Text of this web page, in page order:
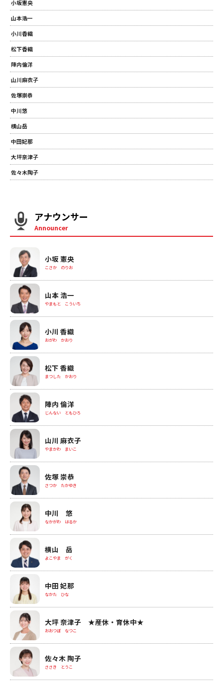
小坂憲央
山本浩一
小川香織
松下香織
陣内倫洋
山川麻衣子
佐塚崇恭
中川悠
横山岳
中田妃那
大坪奈津子
佐々木陶子
アナウンサー
Announcer
小坂 憲央
こさか のりお
山本 浩一
やまもと こういち
小川 香織
おがわ かおり
松下 香織
まつした かおり
陣内 倫洋
じんない ともひろ
山川 麻衣子
やまかわ まいこ
佐塚 崇恭
さつか たかゆき
中川 悠
なかがわ はるか
横山 岳
よこやま がく
中田 妃那
なかた ひな
大坪 奈津子 ★産休・育休中★
おおつぼ なつこ
佐々木 陶子
ささき とうこ